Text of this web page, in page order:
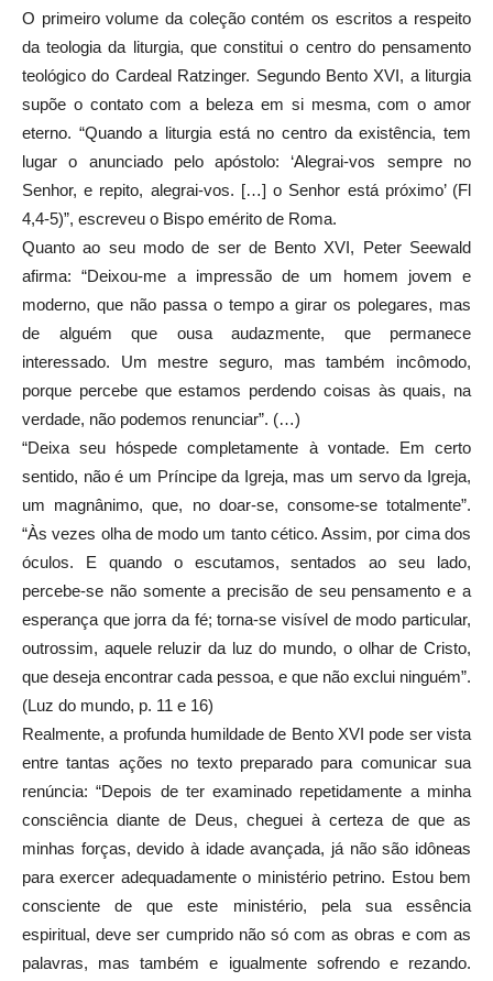
O primeiro volume da coleção contém os escritos a respeito
da teologia da liturgia, que constitui o centro do pensamento
teológico do Cardeal Ratzinger. Segundo Bento XVI, a liturgia
supõe o contato com a beleza em si mesma, com o amor
eterno. “Quando a liturgia está no centro da existência, tem
lugar o anunciado pelo apóstolo: ‘Alegrai-vos sempre no
Senhor, e repito, alegrai-vos. […] o Senhor está próximo’ (Fl
4,4-5)”, escreveu o Bispo emérito de Roma.
Quanto ao seu modo de ser de Bento XVI, Peter Seewald
afirma: “Deixou-me a impressão de um homem jovem e
moderno, que não passa o tempo a girar os polegares, mas
de alguém que ousa audazmente, que permanece
interessado. Um mestre seguro, mas também incômodo,
porque percebe que estamos perdendo coisas às quais, na
verdade, não podemos renunciar”. (…)
“Deixa seu hóspede completamente à vontade. Em certo
sentido, não é um Príncipe da Igreja, mas um servo da Igreja,
um magnânimo, que, no doar-se, consome-se totalmente”.
“Às vezes olha de modo um tanto cético. Assim, por cima dos
óculos. E quando o escutamos, sentados ao seu lado,
percebe-se não somente a precisão de seu pensamento e a
esperança que jorra da fé; torna-se visível de modo particular,
outrossim, aquele reluzir da luz do mundo, o olhar de Cristo,
que deseja encontrar cada pessoa, e que não exclui ninguém”.
(Luz do mundo, p. 11 e 16)
Realmente, a profunda humildade de Bento XVI pode ser vista
entre tantas ações no texto preparado para comunicar sua
renúncia: “Depois de ter examinado repetidamente a minha
consciência diante de Deus, cheguei à certeza de que as
minhas forças, devido à idade avançada, já não são idôneas
para exercer adequadamente o ministério petrino. Estou bem
consciente de que este ministério, pela sua essência
espiritual, deve ser cumprido não só com as obras e com as
palavras, mas também e igualmente sofrendo e rezando.